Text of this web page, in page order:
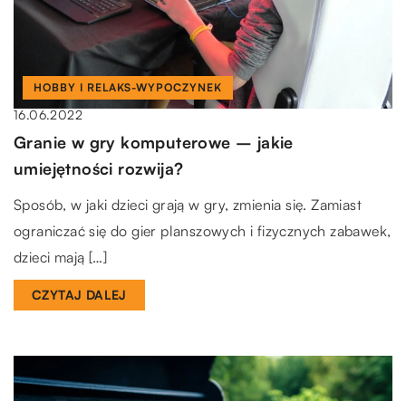
HOBBY I RELAKS-WYPOCZYNEK
16.06.2022
Granie w gry komputerowe – jakie
umiejętności rozwija?
Sposób, w jaki dzieci grają w gry, zmienia się. Zamiast
ograniczać się do gier planszowych i fizycznych zabawek,
dzieci mają […]
CZYTAJ DALEJ